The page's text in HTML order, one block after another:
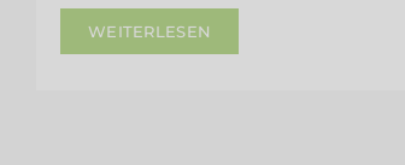
WEITERLESEN